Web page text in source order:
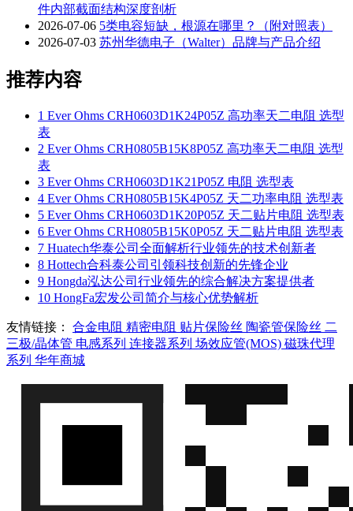
件内部截面结构深度剖析
2026-07-06 5类电容短缺，根源在哪里？（附对照表）
2026-07-03 苏州华德电子（Walter）品牌与产品介绍
推荐内容
1 Ever Ohms CRH0603D1K24P05Z 高功率天二电阻 选型
表
2 Ever Ohms CRH0805B15K8P05Z 高功率天二电阻 选型
表
3 Ever Ohms CRH0603D1K21P05Z 电阻 选型表
4 Ever Ohms CRH0805B15K4P05Z 天二功率电阻 选型表
5 Ever Ohms CRH0603D1K20P05Z 天二贴片电阻 选型表
6 Ever Ohms CRH0805B15K0P05Z 天二贴片电阻 选型表
7 Huatech华泰公司全面解析行业领先的技术创新者
8 Hottech合科泰公司引领科技创新的先锋企业
9 Hongda泓达公司行业领先的综合解决方案提供者
10 HongFa宏发公司简介与核心优势解析
友情链接： 合金电阻 精密电阻 贴片保险丝 陶瓷管保险丝 二
三极/晶体管 电感系列 连接器系列 场效应管(MOS) 磁珠代理
系列 华年商城